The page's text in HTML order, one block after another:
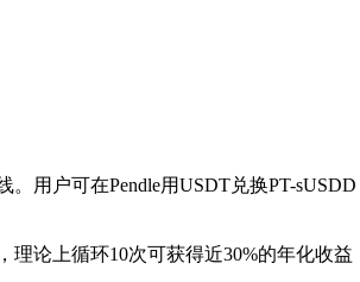
用户可在Pendle用USDT兑换PT-
理论上循环10次可获得近30%的年化收